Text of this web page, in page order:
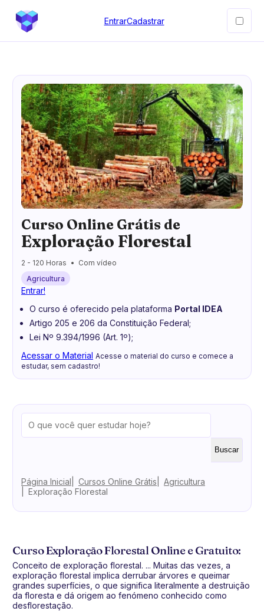
EntrarCadastrar
Curso Online Grátis de
Exploração Florestal
2 - 120 Horas
Com vídeo
Agricultura
Entrar!
O curso é oferecido pela plataforma Portal IDEA
Artigo 205 e 206 da Constituição Federal;
Lei Nº 9.394/1996 (Art. 1º);
Acessar o Material Acesse o material do curso e comece a
estudar, sem cadastro!
Buscar
Página Inicial Cursos Online Grátis
Agricultura
Exploração Florestal
Curso Exploração Florestal Online e Gratuito:
Conceito de exploração florestal. ... Muitas das vezes, a
exploração florestal implica derrubar árvores e queimar
grandes superfícies, o que significa literalmente a destruição
da floresta e dá origem ao fenómeno conhecido como
desflorestação.